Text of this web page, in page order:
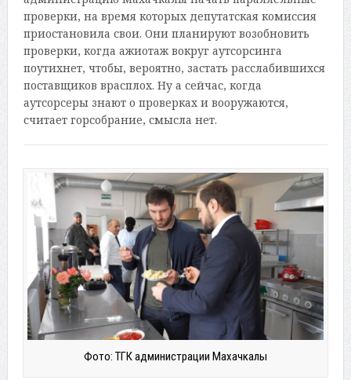
проверки, на время которых депутатская комиссия
приостановила свои. Они планируют возобновить
проверки, когда ажиотаж вокруг аутсорсинга
поутихнет, чтобы, вероятно, застать расслабившихся
поставщиков врасплох. Ну а сейчас, когда
аутсорсеры знают о проверках и вооружаются,
считает горсобрание, смысла нет.
Фото: ТГК администрации Махачкалы